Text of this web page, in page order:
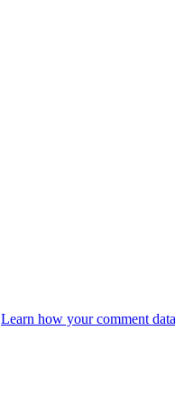
Learn how your comment